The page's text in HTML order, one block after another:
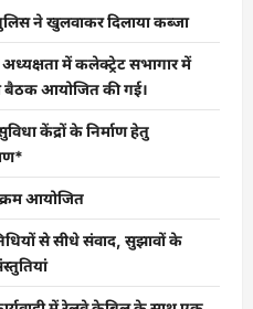
ने खुलवाकर दिलाया कब्जा
अध्यक्षता में कलेक्ट्रेट सभागार में
बैठक आयोजित की गई।
केंद्रों के निर्माण हेतु
आयोजित
से सीधे संवाद, सुझावों के